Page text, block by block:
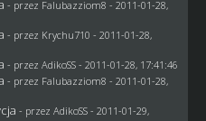
- przez Falubazziom8 - 2011-01-28,
- przez Krychu710 - 2011-01-28,
- przez AdikoSS - 2011-01-28, 17:41:46
- przez Falubazziom8 - 2011-01-28,
- przez AdikoSS - 2011-01-29,